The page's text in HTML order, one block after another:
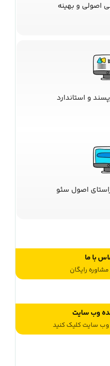
اصولی و بهینه
و استاندارد
اصول سئو
با ما
رایگان
وب سایت
سایت کلیک کنید